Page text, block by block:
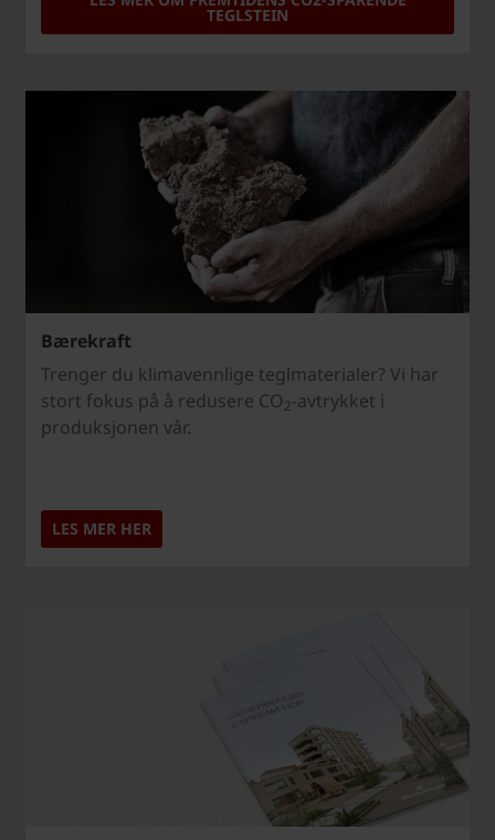
TEGLSTEIN
Bærekraft
Trenger du klimavennlige teglmaterialer? Vi har
stort fokus på å redusere CO2-avtrykket i
produksjonen vår.
LES MER HER